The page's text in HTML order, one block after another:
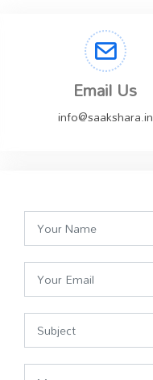
Email Us
info@saakshara.in